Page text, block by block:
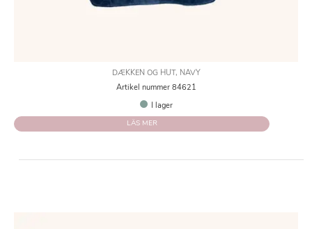
DÆKKEN OG HUT, NAVY
Artikel nummer 84621
I lager
LÄS MER